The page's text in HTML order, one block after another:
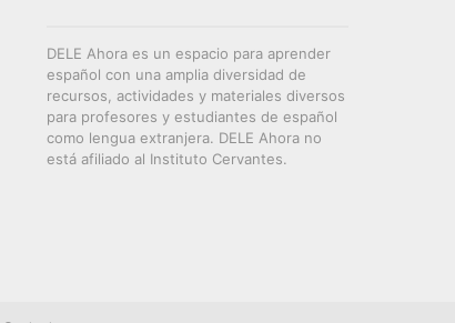
DELE Ahora es un espacio para aprender
español con una amplia diversidad de
recursos, actividades y materiales diversos
para profesores y estudiantes de español
como lengua extranjera. DELE Ahora no
está afiliado al Instituto Cervantes.